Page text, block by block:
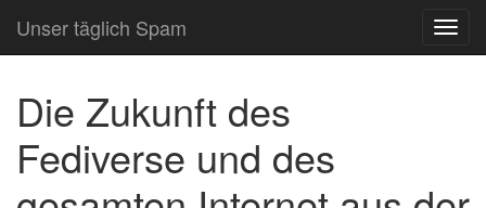
Unser täglich Spam
Die Zukunft des
Fediverse und des